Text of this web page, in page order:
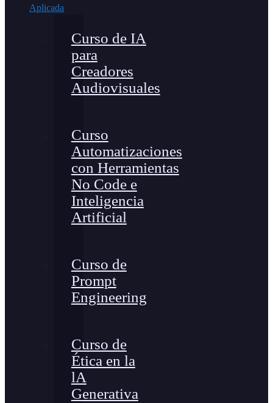
Aplicada
Curso de IA
para
Creadores
Audiovisuales
Curso
Automatizaciones
con Herramientas
No Code e
Inteligencia
Artificial
Curso de
Prompt
Engineering
Curso de
Ética en la
lA
Generativa